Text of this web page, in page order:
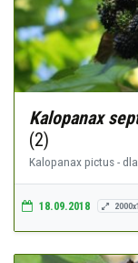
Kalopanax
(2)
Kalopanax pictus -
18.09.2018